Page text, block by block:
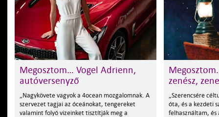
Megosztom… Vogel Adrienn,
autóversenyző
„Nagykövete vagyok a 4ocean mozgalomnak. A
szervezet tagjai az óceánokat, tengereket
valamint folyó vizeinket tisztítják meg a
zenész,
„Szerencsére
óta, és a kezdeti
felhasználtam,